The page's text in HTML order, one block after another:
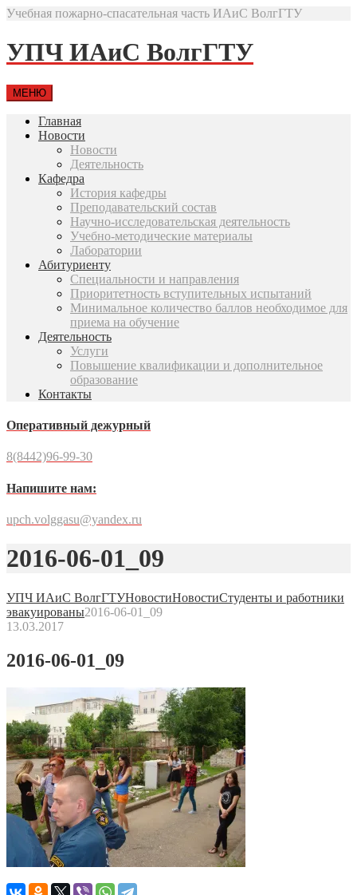
Учебная пожарно-спасательная часть ИАиС ВолгГТУ
УПЧ ИАиС ВолгГТУ
МЕНЮ
Главная
Новости
Новости
Деятельность
Кафедра
История кафедры
Преподавательский состав
Научно-исследовательская деятельность
Учебно-методические материалы
Лаборатории
Абитуриенту
Специальности и направления
Приоритетность вступительных испытаний
Минимальное количество баллов необходимое для
приема на обучение
Деятельность
Услуги
Повышение квалификации и дополнительное
образование
Контакты
Оперативный дежурный
8(8442)96-99-30
Напишите нам:
upch.volggasu@yandex.ru
2016-06-01_09
УПЧ ИАиС ВолгГТУНовостиНовостиСтуденты и работники
эвакуированы2016-06-01_09
13.03.2017
2016-06-01_09